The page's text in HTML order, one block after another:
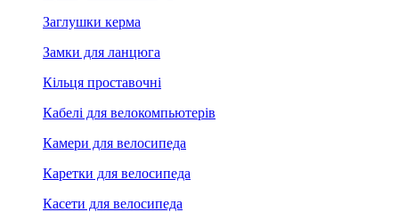
Заглушки керма
Замки для ланцюга
Кільця проставочні
Кабелі для велокомпьютерів
Камери для велосипеда
Каретки для велосипеда
Касети для велосипеда